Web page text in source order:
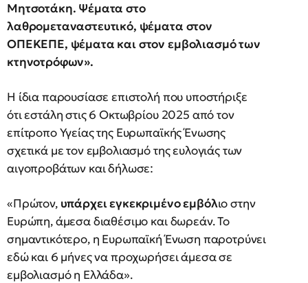
Μητσοτάκη. Ψέματα στο
λαθρομεταναστευτικό, ψέματα στον
ΟΠΕΚΕΠΕ, ψέματα και στον εμβολιασμό των
κτηνοτρόφων».
Η ίδια παρουσίασε επιστολή που υποστήριξε
ότι εστάλη στις 6 Οκτωβρίου 2025 από τον
επίτροπο Υγείας της Ευρωπαϊκής Ένωσης
σχετικά με τον εμβολιασμό της ευλογιάς των
αιγοπροβάτων και δήλωσε:
«Πρώτον, υπάρχει εγκεκριμένο εμβόλιο στην
Ευρώπη, άμεσα διαθέσιμο και δωρεάν. Το
σημαντικότερο, η Ευρωπαϊκή Ένωση παροτρύνει
εδώ και 6 μήνες να προχωρήσει άμεσα σε
εμβολιασμό η Ελλάδα».